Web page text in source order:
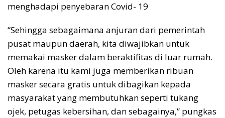
menghadapi penyebaran Covid- 19
“Sehingga sebagaimana anjuran dari pemerintah
pusat maupun daerah, kita diwajibkan untuk
memakai masker dalam beraktifitas di luar rumah.
Oleh karena itu kami juga memberikan ribuan
masker secara gratis untuk dibagikan kepada
masyarakat yang membutuhkan seperti tukang
ojek, petugas kebersihan, dan sebagainya,” pungkas